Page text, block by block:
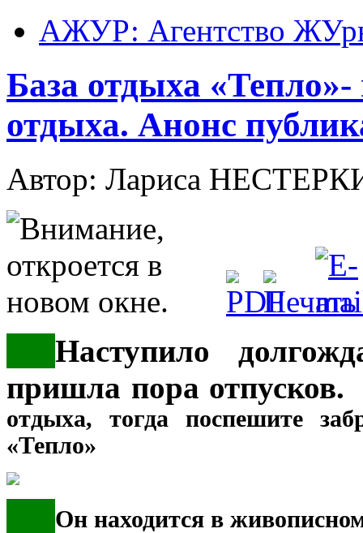
АЖУР: Агентство
База отдыха
отдыха. Анонс
Автор: Лариса
Наступило
пришла пора
отдыха, тогда поспешите
«Тепло»
Он находится в